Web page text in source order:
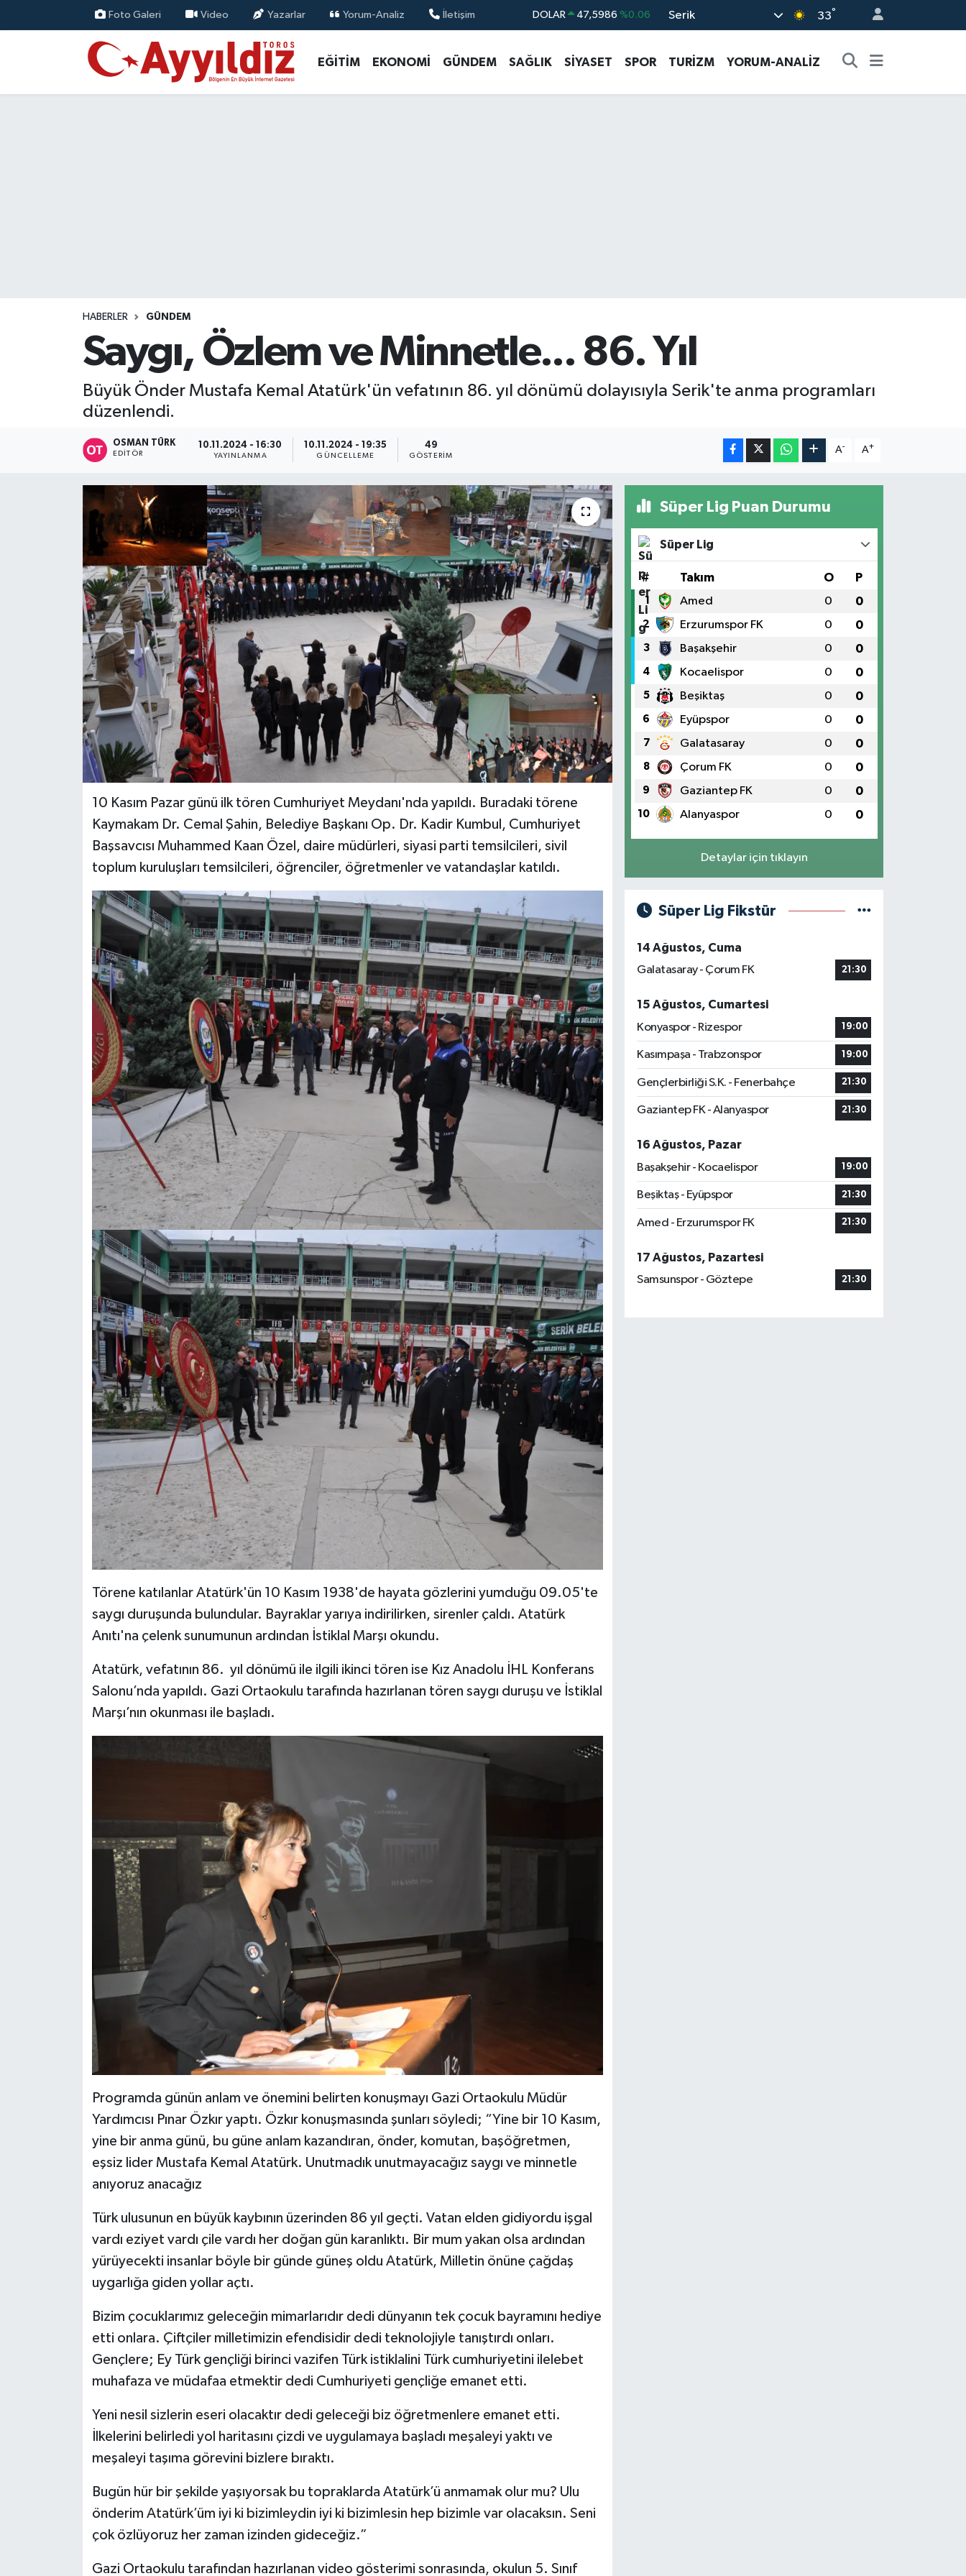
Foto Galeri Video Yazarlar Yorum-Analiz İletişim DOLAR 47,5986 %0.06
STERLİN 64,2438 %0.21
GRAM ALTIN 6518.23 %0.39
Serik 33°
EĞİTİM EKONOMİ GÜNDEM SAĞLIK SİYASET SPOR TURİZM YORUM-ANALİZ
HABERLER GÜNDEM
Saygı, Özlem ve Minnetle... 86. Yıl
Büyük Önder Mustafa Kemal Atatürk'ün vefatının 86. yıl dönümü dolayısıyla Serik'te anma programları
düzenlendi.
OSMAN TÜRK
EDITÖR
10.11.2024 - 16:30
YAYINLANMA
10.11.2024 - 19:35
GÜNCELLEME
49
GÖSTERIM
A- A+
10 Kasım Pazar günü ilk tören Cumhuriyet Meydanı'nda yapıldı. Buradaki törene
Kaymakam Dr. Cemal Şahin, Belediye Başkanı Op. Dr. Kadir Kumbul, Cumhuriyet
Başsavcısı Muhammed Kaan Özel, daire müdürleri, siyasi parti temsilcileri, sivil
toplum kuruluşları temsilcileri, öğrenciler, öğretmenler ve vatandaşlar katıldı.
Törene katılanlar Atatürk'ün 10 Kasım 1938'de hayata gözlerini yumduğu 09.05'te
saygı duruşunda bulundular. Bayraklar yarıya indirilirken, sirenler çaldı. Atatürk
Anıtı'na çelenk sunumunun ardından İstiklal Marşı okundu.
Atatürk, vefatının 86. yıl dönümü ile ilgili ikinci tören ise Kız Anadolu İHL Konferans
Salonu’nda yapıldı. Gazi Ortaokulu tarafında hazırlanan tören saygı duruşu ve İstiklal
Marşı’nın okunması ile başladı.
Programda günün anlam ve önemini belirten konuşmayı Gazi Ortaokulu Müdür
Yardımcısı Pınar Özkır yaptı. Özkır konuşmasında şunları söyledi; “Yine bir 10 Kasım,
yine bir anma günü, bu güne anlam kazandıran, önder, komutan, başöğretmen,
eşsiz lider Mustafa Kemal Atatürk. Unutmadık unutmayacağız saygı ve minnetle
anıyoruz anacağız
Türk ulusunun en büyük kaybının üzerinden 86 yıl geçti. Vatan elden gidiyordu işgal
vardı eziyet vardı çile vardı her doğan gün karanlıktı. Bir mum yakan olsa ardından
yürüyecekti insanlar böyle bir günde güneş oldu Atatürk, Milletin önüne çağdaş
uygarlığa giden yollar açtı.
Bizim çocuklarımız geleceğin mimarlarıdır dedi dünyanın tek çocuk bayramını hediye
etti onlara. Çiftçiler milletimizin efendisidir dedi teknolojiyle tanıştırdı onları.
Gençlere; Ey Türk gençliği birinci vazifen Türk istiklalini Türk cumhuriyetini ilelebet
muhafaza ve müdafaa etmektir dedi Cumhuriyeti gençliğe emanet etti.
Yeni nesil sizlerin eseri olacaktır dedi geleceği biz öğretmenlere emanet etti.
İlkelerini belirledi yol haritasını çizdi ve uygulamaya başladı meşaleyi yaktı ve
meşaleyi taşıma görevini bizlere bıraktı.
Bugün hür bir şekilde yaşıyorsak bu topraklarda Atatürk’ü anmamak olur mu? Ulu
önderim Atatürk’üm iyi ki bizimleydin iyi ki bizimlesin hep bizimle var olacaksın. Seni
çok özlüyoruz her zaman izinden gideceğiz.”
Gazi Ortaokulu tarafından hazırlanan video gösterimi sonrasında, okulun 5. Sınıf
Süper Lig Puan Durumu
Süper Lig
# Takım O P
1 Amed 0 0
2 Erzurumspor FK 0 0
3 Başakşehir 0 0
4 Kocaelispor 0 0
5 Beşiktaş 0 0
6 Eyüpspor 0 0
7 Galatasaray 0 0
8 Çorum FK 0 0
9 Gaziantep FK 0 0
10 Alanyaspor 0 0
Detaylar için tıklayın
Süper Lig Fikstür
14 Ağustos, Cuma
Galatasaray - Çorum FK
21:30
15 Ağustos, Cumartesi
Konyaspor - Rizespor
19:00
Kasımpaşa - Trabzonspor 19:00
Gençlerbirliği S.K. - Fenerbahçe 21:30
Gaziantep FK - Alanyaspor 21:30
16 Ağustos, Pazar
Başakşehir - Kocaelispor
19:00
Beşiktaş - Eyüpspor 21:30
Amed - Erzurumspor FK 21:30
17 Ağustos, Pazartesi
Samsunspor - Göztepe
21:30